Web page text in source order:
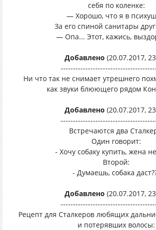
себя по коленке:
— Хорошо, что я в
За его спиной санитары друг
— Опа... Этот, кажись,
Добавлено (20.07.2017,
Ни что так не снимает утрешнего
как звуки блюющего рядом
Добавлено (20.07.2017,
Встречаются два
Один говорит:
- Хочу собаку купить, жена
Второй:
- Думаешь, собака
Добавлено (20.07.2017,
Рецепт для Сталкеров любящих
и потерявших волосы: